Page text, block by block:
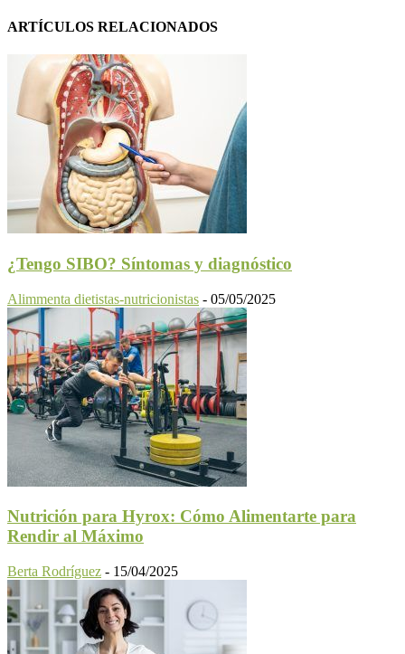
ARTÍCULOS RELACIONADOS
¿Tengo SIBO? Síntomas y diagnóstico
Alimmenta dietistas-nutricionistas - 05/05/2025
Nutrición para Hyrox: Cómo Alimentarte para
Rendir al Máximo
Berta Rodríguez - 15/04/2025